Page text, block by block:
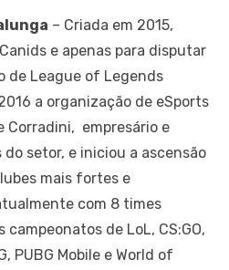
– Criada em 2015,
e apenas para disputar
de League of Legends
a organização de eSports
Corradini, empresário e
setor, e iniciou a ascensão
mais fortes e
com 8 times
de LoL, CS:GO,
PUBG Mobile e World of